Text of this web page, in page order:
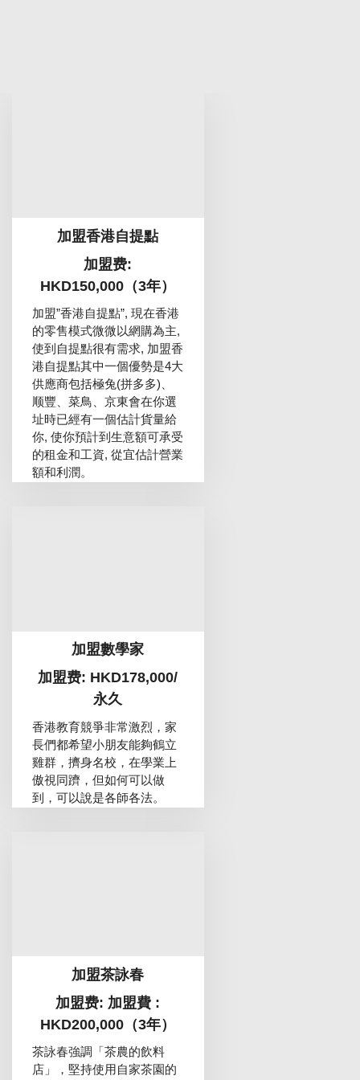
加盟香港自提點
加盟费:
HKD150,000（3年）
加盟”香港自提點”, 現在香港
的零售模式微微以網購為主,
使到自提點很有需求, 加盟香
港自提點其中一個優勢是4大
供應商包括極兔(拼多多)、
顺豐、菜鳥、京東會在你選
址時已經有一個估計貨量給
你, 使你預計到生意額可承受
的租金和工資, 從宜估計營業
額和利潤。
加盟數學家
加盟费: HKD178,000/
永久
香港教育競爭非常激烈，家
長們都希望小朋友能夠鶴立
雞群，擠身名校，在學業上
傲視同躋，但如何可以做
到，可以說是各師各法。
加盟茶詠春
加盟费: 加盟費 :
HKD200,000（3年）
茶詠春強調「茶農的飲料
店」，堅持使用自家茶園的